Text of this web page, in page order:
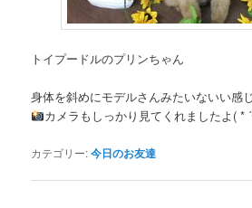
トイプードルのプリンちゃん
身体を斜めにモデルさんみたいないい感
カメラもしっかり見てくれましたよ( *
カテゴリー:今日のお友達